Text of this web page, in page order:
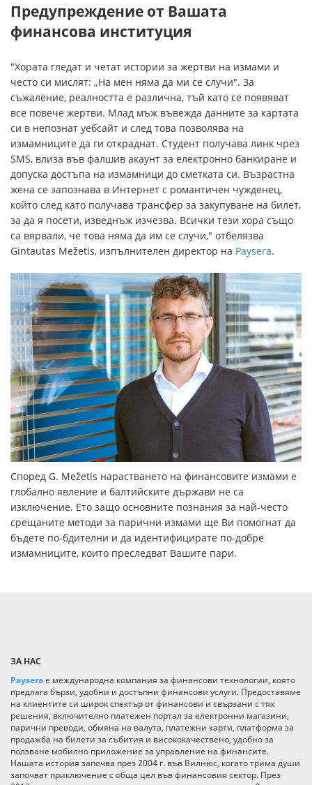
Предупреждение от Вашата
финансова институция
"Хората гледат и четат истории за жертви на измами и
често си мислят: „На мен няма да ми се случи". За
съжаление, реалността е различна, тъй като се появяват
все повече жертви. Млад мъж въвежда данните за картата
си в непознат уебсайт и след това позволява на
измамниците да ги откраднат. Студент получава линк чрез
SMS, влиза във фалшив акаунт за електронно банкиране и
допуска достъпа на измамници до сметката си. Възрастна
жена се запознава в Интернет с романтичен чужденец,
който след като получава трансфер за закупуване на билет,
за да я посети, изведнъж изчезва. Всички тези хора също
са вярвали, че това няма да им се случи," отбелязва
Gintautas Mežetis, изпълнителен директор на Paysera.
Според G. Mežetis нарастването на финансовите измами е
глобално явление и балтийските държави не са
изключение. Ето защо основните познания за най-често
срещаните методи за парични измами ще Ви помогнат да
бъдете по-бдителни и да идентифицирате по-добре
измамниците, които преследват Вашите пари.
ЗА НАС
Payseraе международна компания за финансови технологии, която
предлага бързи, удобни и достъпни финансови услуги. Предоставяме
на клиентите си широк спектър от финансови и свързани с тях
решения, включително платежен портал за електронни магазини,
парични преводи, обмяна на валута, платежни карти, платформа за
продажба на билети за събития и висококачествено, удобно за
ползване мобилно приложение за управление на финансите.
Нашата история започва през 2004 г. във Вилнюс, когато трима души
започват приключение с обща цел във финансовия сектор. През